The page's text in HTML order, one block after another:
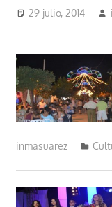
29 julio, 2014
inmasuarez